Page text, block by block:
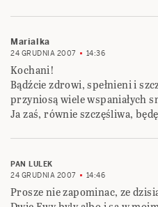
Marialka
24 GRUDNIA 2007 14:36
Kochani!
Bądźcie zdrowi, spełnieni i
przyniosą wiele wspaniałych
Ja zaś, równie szczęśliwa,
PAN LULEK
24 GRUDNIA 2007
14:46
Prosze nie zapominac, ze